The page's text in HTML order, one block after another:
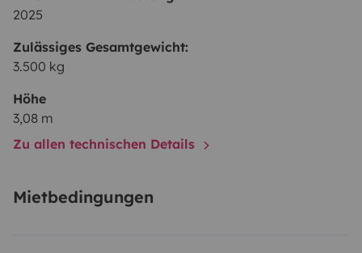
2025
Zulässiges Gesamtgewicht:
3.500 kg
Höhe
3,08 m
Zu allen technischen Details
Mietbedingungen